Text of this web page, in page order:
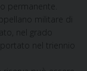
permanente.
militare di
nel grado
nel triennio